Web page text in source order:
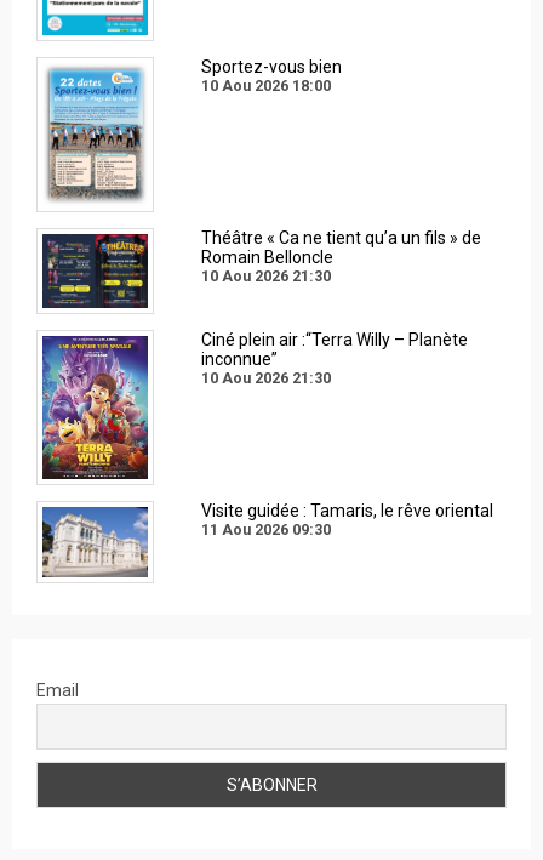
Sportez-vous bien
10 Aou 2026 18:00
Théâtre « Ca ne tient qu’a un fils » de
Romain Belloncle
10 Aou 2026 21:30
Ciné plein air :“Terra Willy – Planète
inconnue”
10 Aou 2026 21:30
Visite guidée : Tamaris, le rêve oriental
11 Aou 2026 09:30
Email